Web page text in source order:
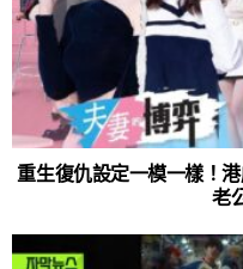
重生復仇設定一模一樣！
老